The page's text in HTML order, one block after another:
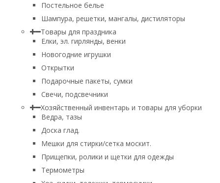
Постельное белье
Шампура, решетки, мангалы, дистиляторы
Товары для праздника
Елки, эл. гирлянды, венки
Новогодние игрушки
Открытки
Подарочные пакеты, сумки
Свечи, подсвечники
Хозяйственный инвентарь и товары для уборки
Ведра, тазы
Доска глад.
Мешки для стирки/сетка москит.
Прищепки, ролики и щетки для одежды
Термометры